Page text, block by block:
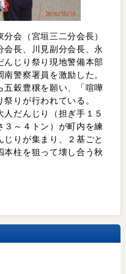
会（宮垣三二分会長）
長、川見副分会長、永
んじり祭り現地警備本部
警察署員を激励した。
五穀豊穣を願い、「喧嘩
りが行われている。
だんじり（担ぎ手１５
３～４トン）が町内を練
じりが集まり、２基ごと
本柱を狙って壊し合う秋